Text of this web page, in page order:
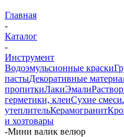
Главная
-
Каталог
-
Инструмент
Водоэмульсионные краски
пастыДекоративные
пропиткиЛакиЭмали
герметики, клеиСухие смеси
утеплительКерамогранит
и хозтовары
-Мини валик велюр